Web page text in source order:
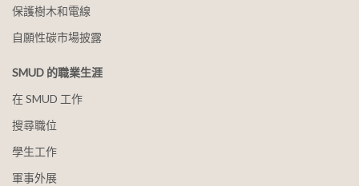
保護樹木和電線
自願性碳市場披露
SMUD 的職業生涯
在 SMUD 工作
搜尋職位
學生工作
軍事外展